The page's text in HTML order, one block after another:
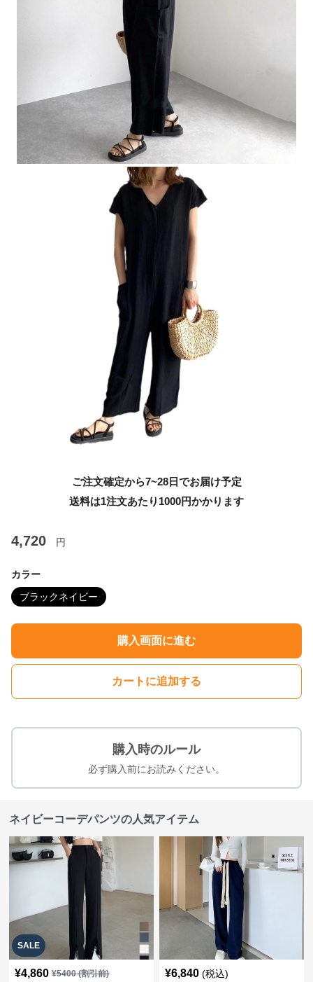
ご注文確定から7~28日でお届け予定
送料は1注文あたり 1000円かかります
4,720 円
カラー
ブラックネイビー
購入画面に進む
カートに追加する
購入時のルール
必ず購入前にお読みください。
ネイビーコーデパンツの人気アイテム
SALE
¥4,860 ¥5400(割引前) ¥6,840 (税込)